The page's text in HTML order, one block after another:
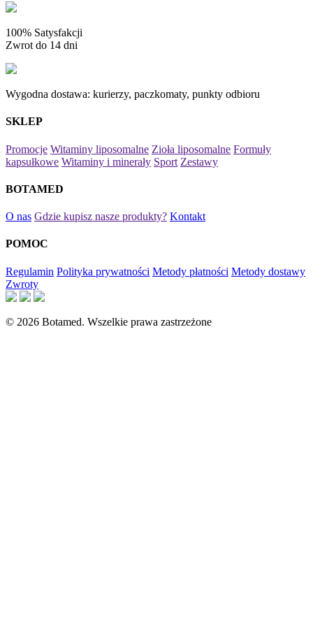
100% Satysfakcji
Zwrot do 14 dni
Wygodna dostawa: kurierzy, paczkomaty, punkty odbioru
SKLEP
Promocje Witaminy liposomalne Zioła liposomalne Formuły
kapsułkowe Witaminy i minerały Sport Zestawy
BOTAMED
O nas Gdzie kupisz nasze produkty? Kontakt
POMOC
Regulamin Polityka prywatności Metody płatności Metody dostawy
Zwroty
© 2026 Botamed. Wszelkie prawa zastrzeżone